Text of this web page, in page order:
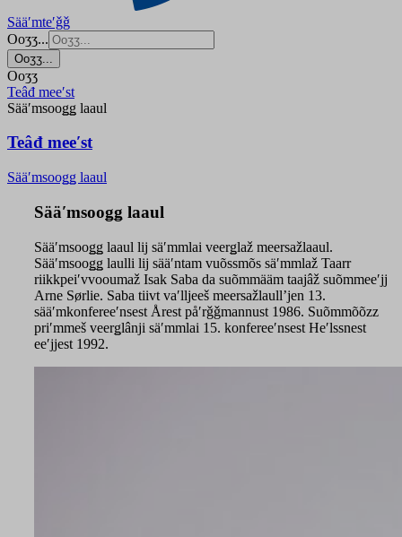
Sääʹmteʹǧǧ
Ooʒʒ...
Ooʒʒ...
Ooʒʒ
Teâđ meeʹst
Sääʹmsooǥǥ laaul
Teâđ meeʹst
Sääʹmsooǥǥ laaul
Sääʹmsooǥǥ laaul
Sääʹmsooǥǥ laaul lij säʹmmlai veerǥlaž meersažlaaul.
Sääʹmsooǥǥ laulli lij sääʹntam vuõssmõs säʹmmlaž Taarr
riikkpeiʹvvooumaž Isak Saba da suõmmääm taajâž suõmmeeʹjj
Arne Sørlie. Saba tiivt vaʹlljeeš meersažlaullʼjen 13.
sääʹmkonfereeʹnsest Årest påʹrǧǧmannust 1986. Suõmmõõzz
priʹmmeš veerǥlânji säʹmmlai 15. konfereeʹnsest Heʹlssnest
eeʹjjest 1992.